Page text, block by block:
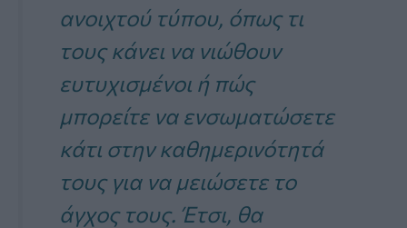
ανοιχτού τύπου, όπως τι
τους κάνει να νιώθουν
ευτυχισμένοι ή πώς
μπορείτε να ενσωματώσετε
κάτι στην καθημερινότητά
τους για να μειώσετε το
άγχος τους. Έτσι, θα